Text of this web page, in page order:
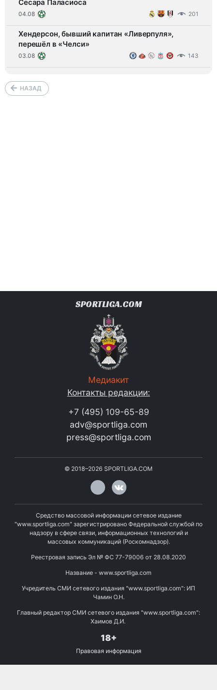
Сесара Паласиоса
04.08 201
Хендерсон, бывший капитан «Ливерпуля»,
перешёл в «Челси»
03.08 143
НАЗАД
SPORTLIGA.COM
Медиакит
Контакты редакции:
+7 (495) 109-65-89
adv@sportliga.com
press@sportliga.com
© 2018–2026 SPORTLIGA.COM
Средство массовой информации сетевое издание
"www.sportliga.com" зарегистрировано Федеральной службой по
надзору в сфере связи, информационных технологий и
массовых коммуникаций (Роскомнадзор).
Реестровая запись Эл № ФС 77-79006 от 28.08.2020
Название - www.sportliga.com
Учредитель СМИ сетевого издания "www.sportliga.com": ИП
Чамин О.Н.
Главный редактор СМИ сетевого издания "www.sportliga.com":
Хаимов Д.И.
18+
Правовая информация